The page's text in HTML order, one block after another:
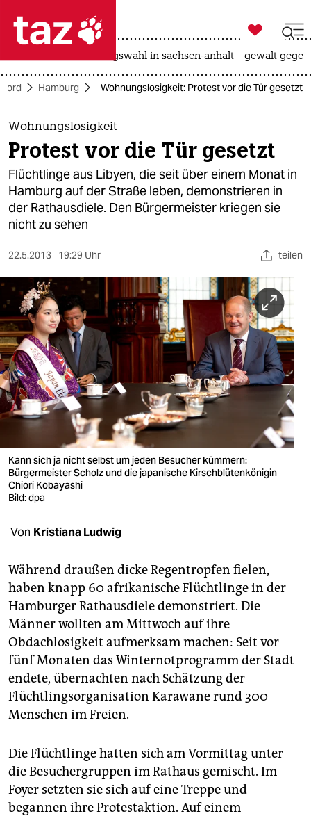
 taz zahl ich
taz zahl ich
themen
politik
öko
gesellschaft
kultur
sport
berlin
nord
wahrheit
verlag
veranstaltungen
shop
abo
genossenschaft
epaper login

taz zahl ich
landtagswahl in sachsen-anhalt gewalt
Nord Hamburg Wohnungslosigkeit: Protest vor die Tür gesetzt
Wohnungslosigkeit
Protest vor die Tür gesetzt
Flüchtlinge aus Libyen, die seit über einem Monat in
Hamburg auf der Straße leben, demonstrieren in
der Rathausdiele. Den Bürgermeister kriegen sie
nicht zu sehen
22.5.2013 19:29 Uhr teilen
Kann sich ja nicht selbst um jeden Besucher kümmern:
Bürgermeister Scholz und die japanische Kirschblütenkönigin
Chiori Kobayashi
Bild: dpa
Von Kristiana Ludwig
Während draußen dicke Regentropfen fielen,
haben knapp 60 afrikanische Flüchtlinge in der
Hamburger Rathausdiele demonstriert. Die
Männer wollten am Mittwoch auf ihre
Obdachlosigkeit aufmerksam machen: Seit vor
fünf Monaten das Winternotprogramm der Stadt
endete, übernachten nach Schätzung der
Flüchtlingsorganisation Karawane rund 300
Menschen im Freien.
Die Flüchtlinge hatten sich am Vormittag unter
die Besuchergruppen im Rathaus gemischt. Im
Foyer setzten sie sich auf eine Treppe und
begannen ihre Protestaktion. Auf einem